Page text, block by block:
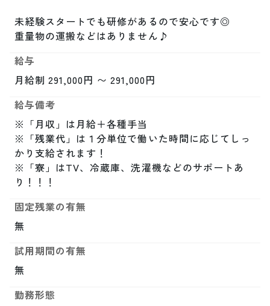
未経験スタートでも研修があるので安心です◎
重量物の運搬などはありません♪
給与
月給制 291,000円 〜 291,000円
給与備考
※「月収」は月給＋各種手当
※「残業代」は１分単位で働いた時間に応じてしっ
かり支給されます！
※「寮」はTV、冷蔵庫、洗濯機などのサポートあ
り！！！
固定残業の有無
無
試用期間の有無
無
勤務形態